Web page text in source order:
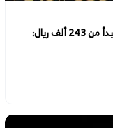
ستيلاتو G9 الجديدة تفتح الحجز في الصين بسعر يبدأ من 243 ألف ريال: